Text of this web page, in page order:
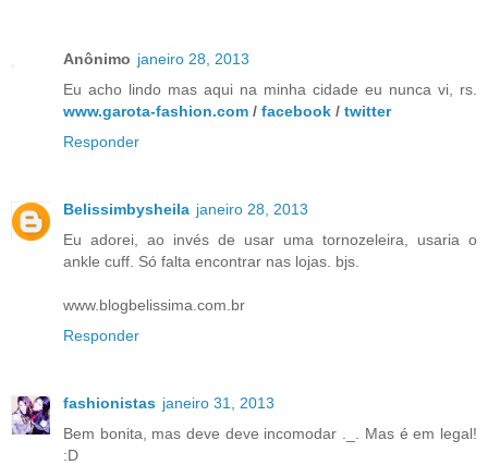
Anônimo janeiro 28, 2013
Eu acho lindo mas aqui na minha cidade eu nunca vi, rs.
www.garota-fashion.com / facebook / twitter
Responder
Belissimbysheila janeiro 28, 2013
Eu adorei, ao invés de usar uma tornozeleira, usaria o
ankle cuff. Só falta encontrar nas lojas. bjs.
www.blogbelissima.com.br
Responder
fashionistas janeiro 31, 2013
Bem bonita, mas deve deve incomodar ._. Mas é em legal!
:D